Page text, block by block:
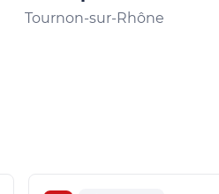
Tournon-sur-Rhône